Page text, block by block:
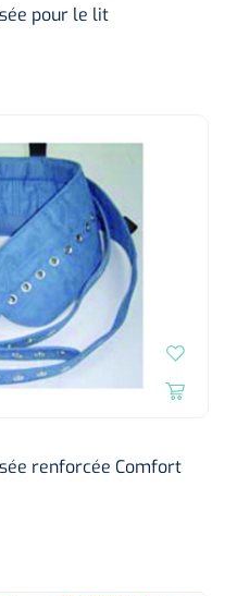
pour le lit
renforcée Comfort